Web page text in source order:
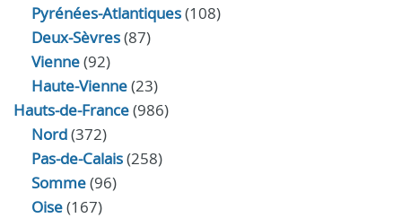
Pyrénées-Atlantiques(108)
Deux-Sèvres(87)
Vienne(92)
Haute-Vienne(23)
Hauts-de-France(986)
Nord(372)
Pas-de-Calais(258)
Somme(96)
Oise(167)